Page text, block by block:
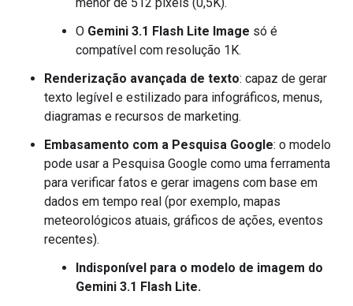
O Gemini 3.1 Flash Lite Image só é
compatível com resolução 1K.
Renderização avançada de texto: capaz de gerar
texto legível e estilizado para infográficos, menus,
diagramas e recursos de marketing.
Embasamento com a Pesquisa Google: o modelo
pode usar a Pesquisa Google como uma ferramenta
para verificar fatos e gerar imagens com base em
dados em tempo real (por exemplo, mapas
meteorológicos atuais, gráficos de ações, eventos
recentes).
Indisponível para o modelo de imagem do
Gemini 3.1 Flash Lite.